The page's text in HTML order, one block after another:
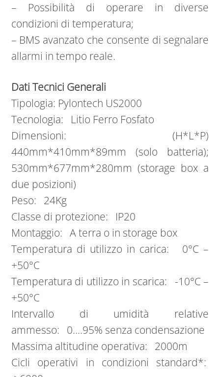
– Possibilità di operare in diverse
condizioni di temperatura;
– BMS avanzato che consente di segnalare
allarmi in tempo reale.
Dati Tecnici Generali
Tipologia: Pylontech US2000
Tecnologia: Litio Ferro Fosfato
Dimensioni: (H*L*P)
440mm*410mm*89mm (solo batteria);
530mm*677mm*280mm (storage box a
due posizioni)
Peso: 24Kg
Classe di protezione: IP20
Montaggio: A terra o in storage box
Temperatura di utilizzo in carica: 0°C –
+50°C
Temperatura di utilizzo in scarica: -10°C –
+50°C
Intervallo di umidità relative
ammesso: 0….95% senza condensazione
Massima altitudine operativa: 2000m
Cicli operativi in condizioni standard*: